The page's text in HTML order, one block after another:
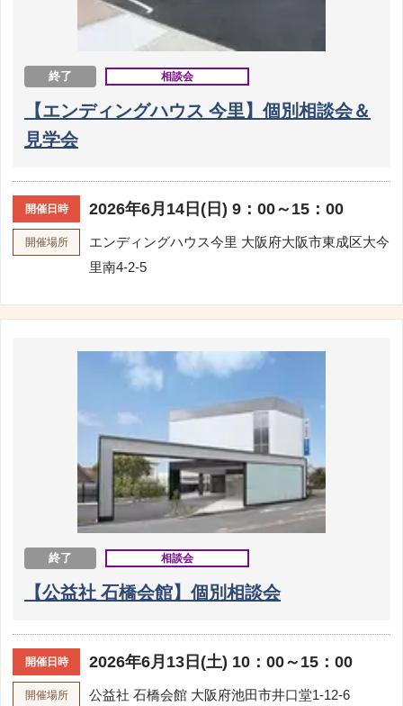
終了 相談会
【エンディングハウス 今里】個別相談会＆
見学会
開催日時 2026年6月14日(日) 9：00～15：00
開催場所 エンディングハウス今里 大阪府大阪市東成区大今
里南4-2-5
終了 相談会
【公益社 石橋会館】個別相談会
開催日時 2026年6月13日(土) 10：00～15：00
開催場所 公益社 石橋会館 大阪府池田市井口堂1-12-6